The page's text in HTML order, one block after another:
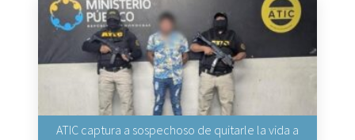
ATIC captura a sospechoso de quitarle la vida a